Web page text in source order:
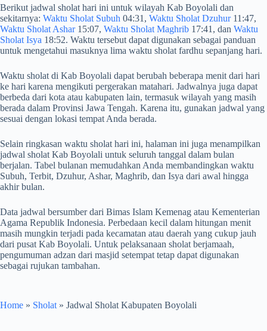
Berikut jadwal sholat hari ini untuk wilayah Kab Boyolali dan
sekitarnya: Waktu Sholat Subuh 04:31, Waktu Sholat Dzuhur11:47,
Waktu Sholat Ashar15:07, Waktu Sholat Maghrib 17:41, dan Waktu
Sholat Isya 18:52. Waktu tersebut dapat digunakan sebagai panduan
untuk mengetahui masuknya lima waktu sholat fardhu sepanjang hari.
Waktu sholat di Kab Boyolali dapat berubah beberapa menit dari hari
ke hari karena mengikuti pergerakan matahari. Jadwalnya juga dapat
berbeda dari kota atau kabupaten lain, termasuk wilayah yang masih
berada dalam Provinsi Jawa Tengah. Karena itu, gunakan jadwal yang
sesuai dengan lokasi tempat Anda berada.
Selain ringkasan waktu sholat hari ini, halaman ini juga menampilkan
jadwal sholat Kab Boyolali untuk seluruh tanggal dalam bulan
berjalan. Tabel bulanan memudahkan Anda membandingkan waktu
Subuh, Terbit, Dzuhur, Ashar, Maghrib, dan Isya dari awal hingga
akhir bulan.
Data jadwal bersumber dari Bimas Islam Kemenag atau Kementerian
Agama Republik Indonesia. Perbedaan kecil dalam hitungan menit
masih mungkin terjadi pada kecamatan atau daerah yang cukup jauh
dari pusat Kab Boyolali. Untuk pelaksanaan sholat berjamaah,
pengumuman adzan dari masjid setempat tetap dapat digunakan
sebagai rujukan tambahan.
Home » Sholat » Jadwal Sholat Kabupaten Boyolali